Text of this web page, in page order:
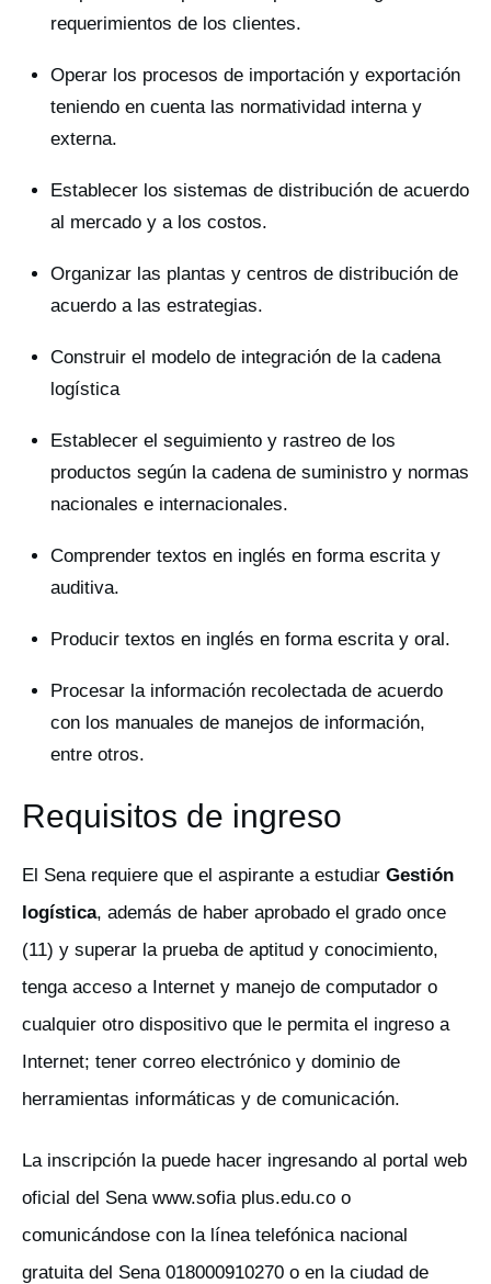
requerimientos de los clientes.
Operar los procesos de importación y exportación
teniendo en cuenta las normatividad interna y
externa.
Establecer los sistemas de distribución de acuerdo
al mercado y a los costos.
Organizar las plantas y centros de distribución de
acuerdo a las estrategias.
Construir el modelo de integración de la cadena
logística
Establecer el seguimiento y rastreo de los
productos según la cadena de suministro y normas
nacionales e internacionales.
Comprender textos en inglés en forma escrita y
auditiva.
Producir textos en inglés en forma escrita y oral.
Procesar la información recolectada de acuerdo
con los manuales de manejos de información,
entre otros.
Requisitos de ingreso
El Sena requiere que el aspirante a estudiar Gestión
logística, además de haber aprobado el grado once
(11) y superar la prueba de aptitud y conocimiento,
tenga acceso a Internet y manejo de computador o
cualquier otro dispositivo que le permita el ingreso a
Internet; tener correo electrónico y dominio de
herramientas informáticas y de comunicación.
La inscripción la puede hacer ingresando al portal web
oficial del Sena www.sofia plus.edu.co o
comunicándose con la línea telefónica nacional
gratuita del Sena 018000910270 o en la ciudad de